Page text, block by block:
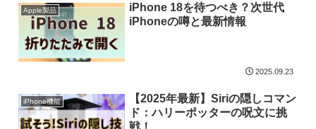
Apple製品
iPhone 18を待つべき？次世代
iPhoneの噂と最新情報
2025.09.23
iPhone機能
【2025年最新】Siriの隠しコマン
ド：ハリーポッターの呪文に挑
戦！